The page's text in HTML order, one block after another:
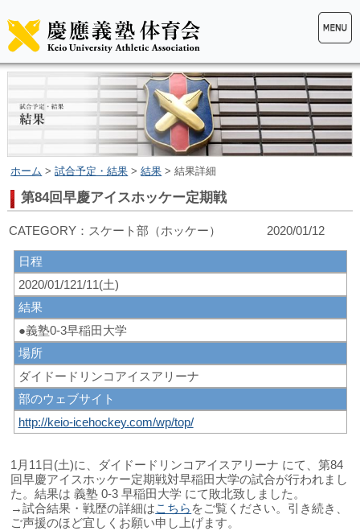
ホーム >試合予定・結果 >結果 > 結果詳細
第84回早慶アイスホッケー定期戦
CATEGORY：スケート部（ホッケー） 2020/01/12
日程
2020/01/121/11(土)
結果
●義塾0-3早稲田大学
場所
ダイドードリンコアイスアリーナ
部のウェブサイト
http://keio-icehockey.com/wp/top/
1月11日(土)に、ダイドードリンコアイスアリーナ にて、第84
回早慶アイスホッケー定期戦対早稲田大学の試合が行われまし
た。結果は 義塾 0-3 早稲田大学 にて敗北致しました。
→試合結果・戦歴の詳細はこちら をご覧ください。引き続き、
ご声援のほど宜しくお願い申し上げます。